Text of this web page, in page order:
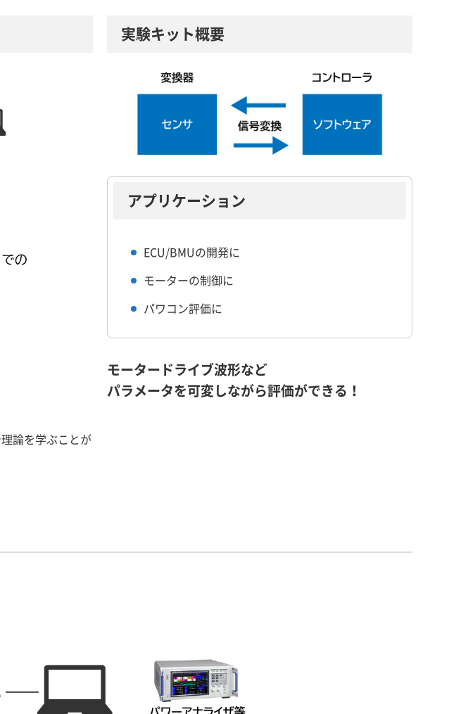
論を学ぶことが
実験キット概要
アプリケーション
ECU/BMUの開発に
モーターの制御に
パワコン評価に
モータードライブ波形など
パラメータを可変しながら評価ができる！